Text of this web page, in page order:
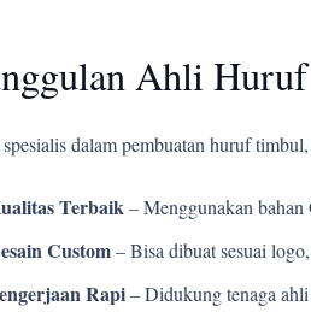
Ahli
spesialis dalam pembuatan huruf
Terbaik– Menggunakan
Custom– Bisa dibuat sesuai
Rapi– Didukung tenaga